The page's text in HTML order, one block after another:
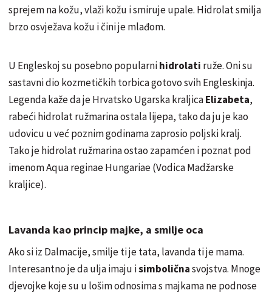
sprejem na kožu, vlaži kožu i smiruje upale. Hidrolat smilja
brzo osvježava kožu i čini je mlađom.
U Engleskoj su posebno popularnihidrolati ruže. Oni su
sastavni dio kozmetičkih torbica gotovo svih Engleskinja.
Legenda kaže da je Hrvatsko Ugarska kraljicaElizabeta,
rabeći hidrolat ružmarina ostala lijepa, tako da ju je kao
udovicu u već poznim godinama zaprosio poljski kralj.
Tako je hidrolat ružmarina ostao zapamćen i poznat pod
imenom Aqua reginae Hungariae (Vodica Madžarske
kraljice).
Lavanda kao princip majke, a smilje oca
Ako si iz Dalmacije, smilje ti je tata, lavanda ti je mama.
Interesantno je da ulja imaju isimboličnasvojstva. Mnoge
djevojke koje su u lošim odnosima s majkama ne podnose